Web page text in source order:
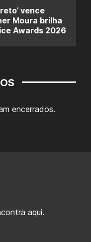
vence
Moura brilha
Awards 2026
encerrados.
aqui.